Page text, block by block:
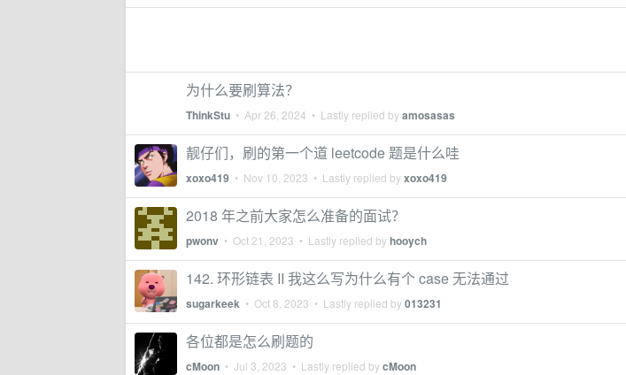
为什么要刷算法？
ThinkStu • Apr 26, 2024 • Lastly replied byamosasas
靓仔们，刷的第一个道 leetcode 题是什么哇
xoxo419 • Nov 10, 2023 • Lastly replied byxoxo419
2018 年之前大家怎么准备的面试？
pwonv • Oct 21, 2023 • Lastly replied byhooych
142. 环形链表 II 我这么写为什么有个 case 无法通过
sugarkeek • Oct 8, 2023 • Lastly replied by013231
各位都是怎么刷题的
cMoon • Jul 3, 2023 • Lastly replied bycMoon